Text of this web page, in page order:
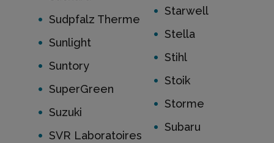
Sudpfalz Therme
Sunlight
Suntory
SuperGreen
Suzuki
SVR Laboratoires
Starwell
Stella
Stihl
Stoik
Storme
Subaru